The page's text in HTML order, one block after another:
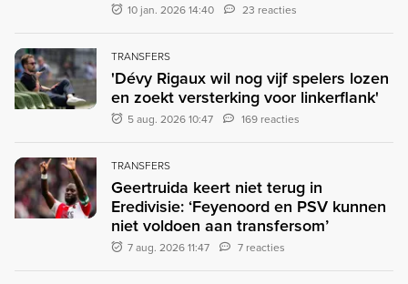
10 jan. 2026 14:40 23 reacties
TRANSFERS
'Dévy Rigaux wil nog vijf spelers lozen
en zoekt versterking voor linkerflank'
5 aug. 2026 10:47 169 reacties
TRANSFERS
Geertruida keert niet terug in
Eredivisie: ‘Feyenoord en PSV kunnen
niet voldoen aan transfersom’
7 aug. 2026 11:47 7 reacties